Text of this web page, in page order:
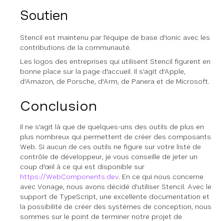
Soutien
Stencil est maintenu par l'équipe de base d'Ionic avec les
contributions de la communauté.
Les logos des entreprises qui utilisent Stencil figurent en
bonne place sur la page d'accueil. Il s'agit d'Apple,
d'Amazon, de Porsche, d'Arm, de Panera et de Microsoft.
Conclusion
Il ne s'agit là que de quelques-uns des outils de plus en
plus nombreux qui permettent de créer des composants
Web. Si aucun de ces outils ne figure sur votre liste de
contrôle de développeur, je vous conseille de jeter un
coup d'œil à ce qui est disponible sur
https://WebComponents.dev. En ce qui nous concerne
avec Vonage, nous avons décidé d'utiliser Stencil. Avec le
support de TypeScript, une excellente documentation et
la possibilité de créer des systèmes de conception, nous
sommes sur le point de terminer notre projet de